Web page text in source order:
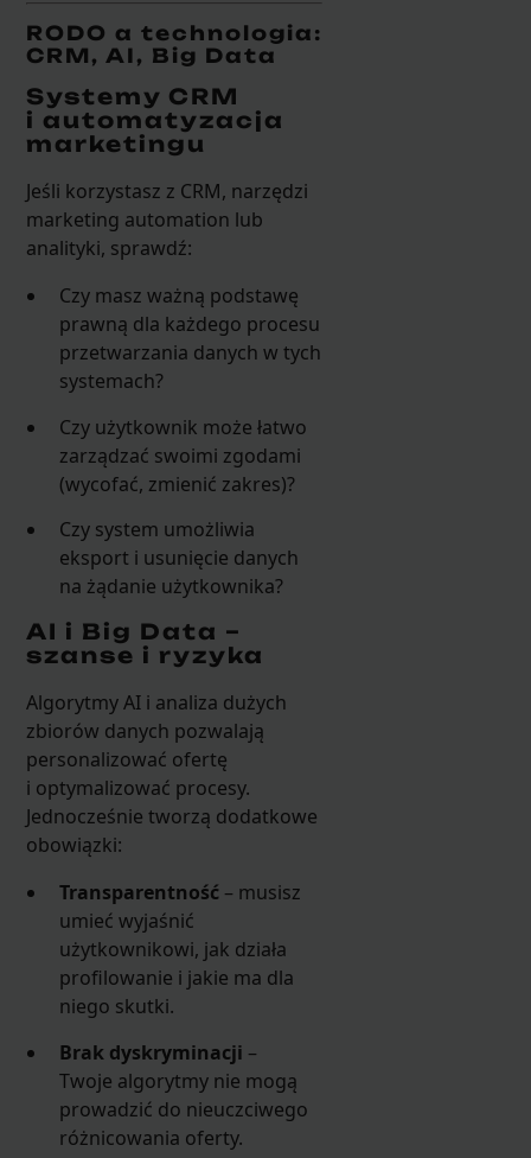
RODO a technologia:
CRM, AI, Big Data
Systemy CRM
i automatyzacja
marketingu
Jeśli korzystasz z CRM, narzędzi
marketing automation lub
analityki, sprawdź:
Czy masz ważną podstawę
prawną dla każdego procesu
przetwarzania danych w tych
systemach?
Czy użytkownik może łatwo
zarządzać swoimi zgodami
(wycofać, zmienić zakres)?
Czy system umożliwia
eksport i usunięcie danych
na żądanie użytkownika?
AI i Big Data –
szanse i ryzyka
Algorytmy AI i analiza dużych
zbiorów danych pozwalają
personalizować ofertę
i optymalizować procesy.
Jednocześnie tworzą dodatkowe
obowiązki:
Transparentność – musisz
umieć wyjaśnić
użytkownikowi, jak działa
profilowanie i jakie ma dla
niego skutki.
Brak dyskryminacji –
Twoje algorytmy nie mogą
prowadzić do nieuczciwego
różnicowania oferty.